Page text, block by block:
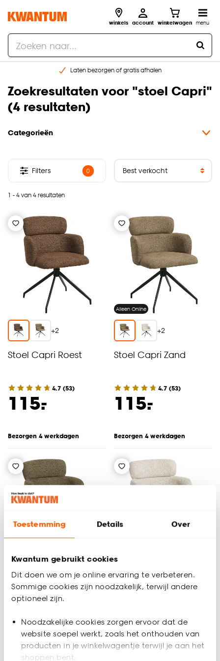
Toestemming Details Over
Kwantum gebruikt cookies
Dit doen we om je online ervaring te verbeteren.
Sommige cookies zijn noodzakelijk, terwijl andere
optioneel zijn.
Noodzakelijke cookies zorgen ervoor dat de
website soepel werkt, zoals het onthouden van
producten in je winkelwagentje terwijl je aan het
shoppen bent.
winkels account winkelwagen menu
Laten bezorgen of gratis afhalen
Gratis raam advies en opmeten aan huis
€ 5,- korting op je volgende bestelling
Zoekresultaten voor "stoel Capri"
(4 resultaten)
Categorieën
1 - 4 van 4 resultaten
Filters 0
+2
Stoel Capri Roest
4.7 (53)
115.
-
Bezorgen 4 werkdagen
Alleen Online
+2
Stoel Capri Zand
4.7 (53)
115.
-
Bezorgen 4 werkdagen
+2
Stoel Capri Groen
4.7(53)
115.
-
+2
4.7 (53)
115.
-